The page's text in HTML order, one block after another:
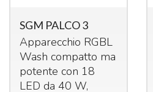
SGM PALCO 3
Apparecchio RGBL
Wash compatto ma
potente con 18
LED da 40 W,